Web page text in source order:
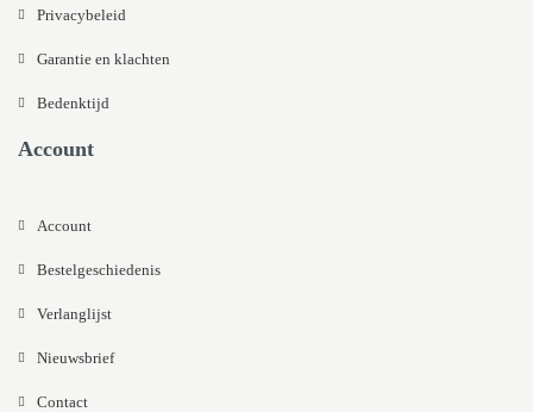
Privacybeleid
Garantie en klachten
Bedenktijd
Account
Account
Bestelgeschiedenis
Verlanglijst
Nieuwsbrief
Contact